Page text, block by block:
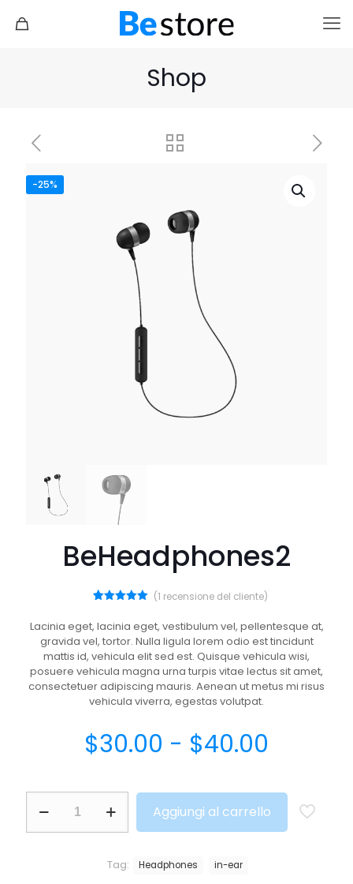
Shop
-25%
BeHeadphones2
su base
di
recensioni
(1 recensione del cliente)
Lacinia eget, lacinia eget, vestibulum vel, pellentesque at,
gravida vel, tortor. Nulla ligula lorem odio est tincidunt
mattis id, vehicula elit sed est. Quisque vehicula wisi,
posuere vehicula magna urna turpis vitae lectus sit amet,
consectetuer adipiscing mauris. Aenean ut metus mi risus
vehicula viverra, egestas volutpat.
$30.00 - $40.00
Aggiungi al carrello
Tag: Headphones in-ear